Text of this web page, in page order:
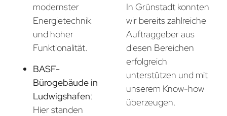
modernster
Energietechnik
und hoher
Funktionalität.
BASF-
Bürogebäude in
Ludwigshafen:
Hier standen
In Grünstadt konnten
wir bereits zahlreiche
Auftraggeber aus
diesen Bereichen
erfolgreich
unterstützen und mit
unserem Know-how
überzeugen.